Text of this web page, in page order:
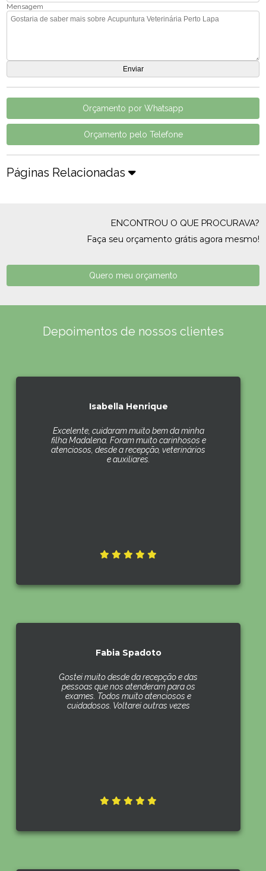
Mensagem
Orçamento por Whatsapp
Orçamento pelo Telefone
Páginas Relacionadas
ENCONTROU O QUE PROCURAVA?
Faça seu orçamento grátis agora mesmo!
Quero meu orçamento
Depoimentos de nossos clientes
Isabella Henrique
Excelente, cuidaram muito bem da minha
filha Madalena. Foram muito carinhosos e
atenciosos, desde a recepção, veterinários
e auxiliares.
Fabia Spadoto
Gostei muito desde da recepção e das
pessoas que nos atenderam para os
exames. Todos muito atenciosos e
cuidadosos. Voltarei outras vezes